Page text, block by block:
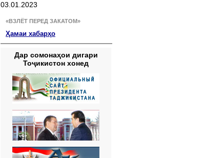
03.01.2023
«ВЗЛЁТ ПЕРЕД ЗАКАТОМ»
Ҳамаи хабарҳо
Дар сомонаҳои дигари
Тоҷикистон хонед